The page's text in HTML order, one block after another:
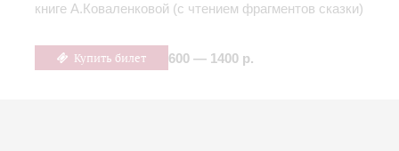
книге А.Коваленковой (с чтением фрагментов сказки)
Купить билет 600 — 1400 р.